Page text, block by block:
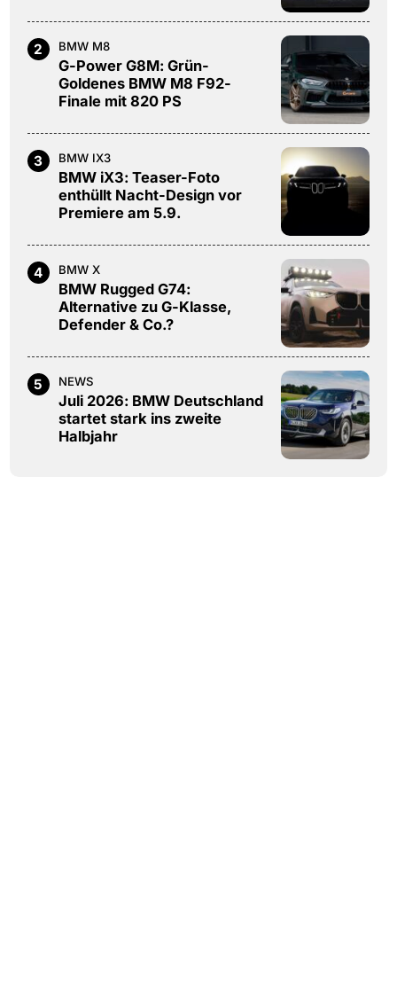
2 BMW M8
G-Power G8M: Grün-
Goldenes BMW M8 F92-
Finale mit 820 PS
3 BMW IX3
BMW iX3: Teaser-Foto
enthüllt Nacht-Design vor
Premiere am 5.9.
4 BMW X
BMW Rugged G74:
Alternative zu G-Klasse,
Defender & Co.?
5 NEWS
Juli 2026: BMW Deutschland
startet stark ins zweite
Halbjahr